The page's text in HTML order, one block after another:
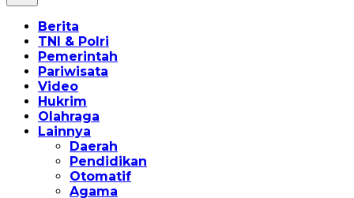
Berita
TNI & Polri
Pemerintah
Pariwisata
Video
Hukrim
Olahraga
Lainnya
Daerah
Pendidikan
Otomatif
Agama